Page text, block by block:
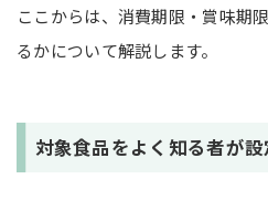
ここからは、消費期限・賞味期
るかについて解説します。
対象食品をよく知る者が